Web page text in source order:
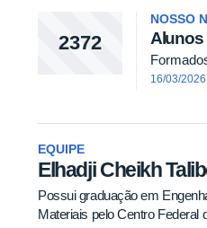
2372
NOSSO
Alunos
16/03/
EQUIPE
Elhadji Cheikh
Possui graduação em
Materiais pelo Centro Federal